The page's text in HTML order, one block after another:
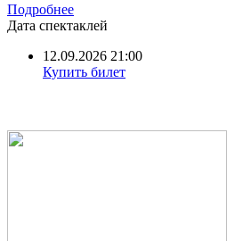
Подробнее
Дата спектаклей
12.09.2026 21:00
Купить билет